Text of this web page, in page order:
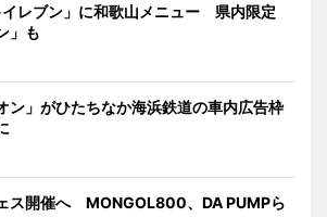
レブン」に和歌山メニュー 県内限定
」も
ン」がひたちなか海浜鉄道の車内広告枠
ス開催へ MONGOL800、DA PUMPら